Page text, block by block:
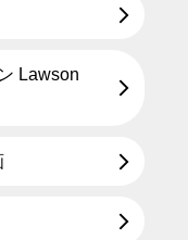
Lawson